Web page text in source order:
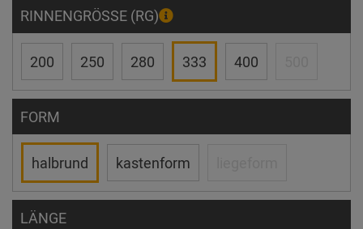
RINNENGRÖSSE (RG)
200 250 280 333 400
FORM
halbrund kastenform
LÄNGE